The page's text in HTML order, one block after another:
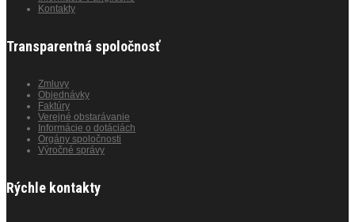
Kontakty
Transparentná spoločnosť
Zmluvy
Objednávky
Faktúry
Verejné obstarávanie
Informácie o dotáciách
Orgány spoločnosti
Výročné správy
Rýchle kontakty